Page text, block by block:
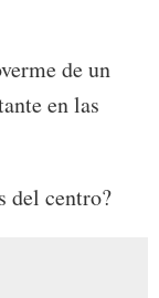
de un
en las
del centro?